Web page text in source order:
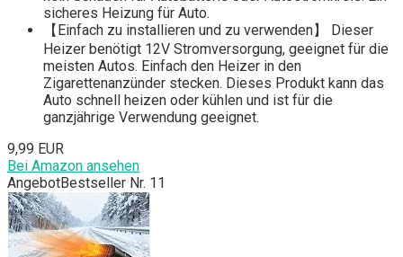
sicheres Heizung für Auto.
【Einfach zu installieren und zu verwenden】 Dieser
Heizer benötigt 12V Stromversorgung, geeignet für die
meisten Autos. Einfach den Heizer in den
Zigarettenanzünder stecken. Dieses Produkt kann das
Auto schnell heizen oder kühlen und ist für die
ganzjährige Verwendung geeignet.
9,99 EUR
Bei Amazon ansehen
AngebotBestseller Nr. 11